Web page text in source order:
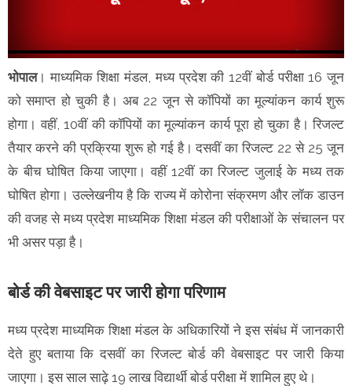
भोपाल। माध्यमिक शिक्षा मंडल, मध्‍य प्रदेश की 12वीं बोर्ड परीक्षा 16 जून
को समाप्त हो चुकी है। अब 22 जून से कॉपियों का मूल्यांकन कार्य शुरू
होगा। वहीं, 10वीं की कॉपियों का मूल्यांकन कार्य पूरा हो चुका है। रिजल्ट
तैयार करने की प्रक्रिया शुरू हो गई है। दसवीं का रिजल्ट 22 से 25 जून
के बीच घोषित किया जाएगा। वहीं 12वीं का रिजल्ट जुलाई के मध्य तक
घोषित होगा। उल्‍लेखनीय है कि राज्‍य में कोरोना संक्रमण और लॉक डाउन
की वजह से मध्‍य प्रदेश माध्‍यमिक शिक्षा मंडल की परीक्षाओं के संचालन पर
भी असर पड़ा है।
बोर्ड की वेबसाइट पर जारी होगा परिणाम
मध्‍य प्रदेश माध्यमिक शिक्षा मंडल के अधिकारियों ने इस संबंध में जानकारी
देते हुए बताया कि दसवीं का रिजल्ट बोर्ड की वेबसाइट पर जारी किया
जाएगा। इस साल साढ़े 19 लाख विद्यार्थी बोर्ड परीक्षा में शामिल हुए थे।